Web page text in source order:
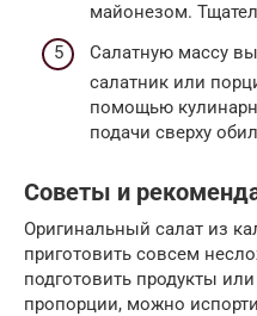
майонезом.
Салатную массу
салатник или
помощью
подачи сверху
Советы и
Оригинальный салат из
приготовить совсем
подготовить продукты
пропорции, можно